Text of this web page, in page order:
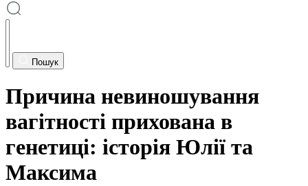
Пошук
Причина невиношування
вагітності прихована в
генетиці: історія Юлії та
Максима